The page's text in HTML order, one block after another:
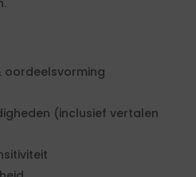
oordeelsvorming
(inclusief vertalen